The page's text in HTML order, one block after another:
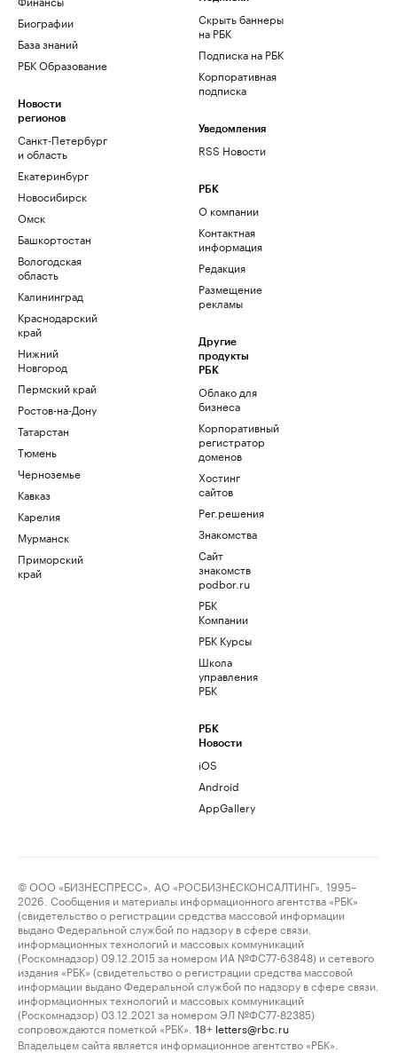
Биографии
База знаний
РБК Образование
Новости
регионов
Санкт-Петербург
и область
Екатеринбург
Новосибирск
Омск
Башкортостан
Вологодская
область
Калининград
Краснодарский
край
Нижний
Новгород
Пермский край
Ростов-на-Дону
Татарстан
Тюмень
Черноземье
Кавказ
Карелия
Мурманск
Приморский
край
Скрыть баннеры
на РБК
Подписка на РБК
Корпоративная
подписка
Уведомления
RSS Новости
РБК
О компании
Контактная
информация
Редакция
Размещение
рекламы
Другие
продукты
РБК
Облако для
бизнеса
Корпоративный
регистратор
доменов
Хостинг
сайтов
Рег.решения
Знакомства
Сайт
знакомств
podbor.ru
РБК
Компании
РБК Курсы
Школа
управления
РБК
РБК
Новости
iOS
Android
AppGallery
© ООО «БИЗНЕСПРЕСС», АО «РОСБИЗНЕСКОНСАЛТИНГ», 1995–
2026. Сообщения и материалы информационного агентства «РБК»
(свидетельство о регистрации средства массовой информации
выдано Федеральной службой по надзору в сфере связи,
информационных технологий и массовых коммуникаций
(Роскомнадзор) 09.12.2015 за номером ИА №ФС77-63848) и сетевого
издания «РБК» (свидетельство о регистрации средства массовой
информации выдано Федеральной службой по надзору в сфере связи,
информационных технологий и массовых коммуникаций
(Роскомнадзор) 03.12.2021 за номером ЭЛ №ФС77-82385)
сопровождаются пометкой «РБК».
18+ letters@rbc.ru
Владельцем сайта является информационное агентство «РБК».